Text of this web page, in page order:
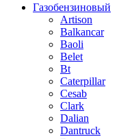
Газобензиновый
Artison
Balkancar
Baoli
Belet
Bt
Caterpillar
Cesab
Clark
Dalian
Dantruck